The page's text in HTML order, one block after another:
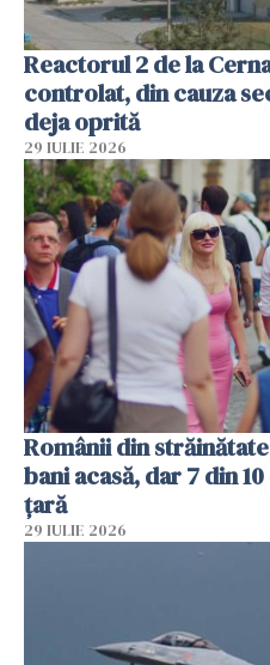
Reactorul 2 de la
controlat, din cauza
deja oprită
29 IULIE 2026
Românii din
bani acasă, dar 7 din
țară
29 IULIE 2026